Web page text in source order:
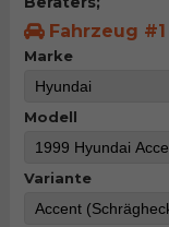
Fahrzeug #1
Marke
Modell
Variante